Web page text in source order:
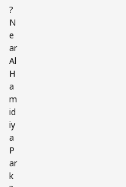
?
N
e
ar
Al
H
a
m
id
iy
a
P
ar
k